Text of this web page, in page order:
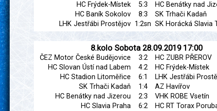
HC Frýdek-Místek
5:3
HC Benátky nad
HC Baník Sokolov
8:3
SK Trhači Kadaň
LHK Jestřábi Prostějov 1:2sn SK Horácká Slavia
8.kolo Sobota 28.09.2019 17:00
ČEZ Motor České Budějovice 3:2
HC ZUBR PŘEROV
HC Slovan Ústí nad Labem
4:2
HC Frýdek-Místek
HC Stadion Litoměřice
6:1
LHK Jestřábi
SK Trhači Kadaň
1:4
AZ Havířov
HC Benátky nad Jizerou
2:3
VHK ROBE Vsetín
HC Slavia Praha
6:2
HC RT Torax